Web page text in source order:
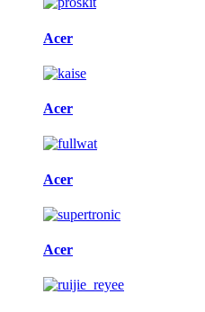
Acer
Acer
Acer
Acer